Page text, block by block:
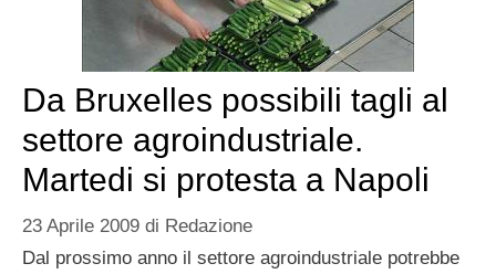
Da Bruxelles possibili tagli al
settore agroindustriale.
Martedi si protesta a Napoli
23 Aprile 2009 di Redazione
Dal prossimo anno il settore agroindustriale potrebbe